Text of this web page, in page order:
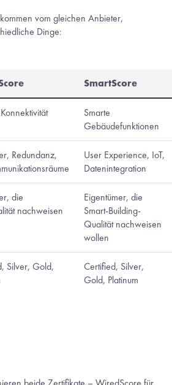
vom gleichen Anbieter,
Dinge:
SmartScore
Smarte
Gebäudefunktionen
Redundanz,
User Experience, IoT,
Datenintegration
die
nachweisen
Eigentümer, die
Smart-Building-
Qualität nachweisen
wollen
Silver, Gold,
Certified, Silver,
Gold, Platinum